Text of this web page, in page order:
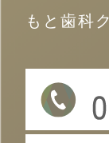
もと歯科